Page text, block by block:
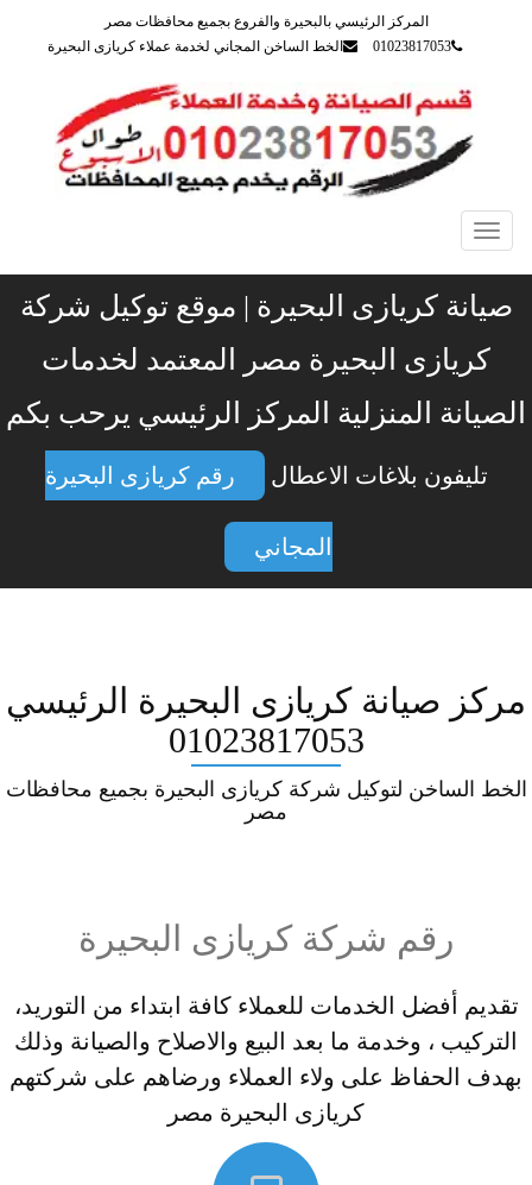
المركز الرئيسي بالبحيرة والفروع بجميع محافظات مصر
01023817053
الخط الساخن المجاني لخدمة عملاء كريازى البحيرة
Toggle
navigation
صيانة كريازى البحيرة | موقع توكيل شركة
كريازى البحيرة مصر المعتمد لخدمات
الصيانة المنزلية المركز الرئيسي يرحب بكم
تليفون بلاغات الاعطال رقم كريازى البحيرة
المجاني
مركز صيانة كريازى البحيرة الرئيسي
01023817053
الخط الساخن لتوكيل شركة كريازى البحيرة بجميع محافظات
مصر
رقم شركة كريازى البحيرة
تقديم أفضل الخدمات للعملاء كافة ابتداء من التوريد،
التركيب ، وخدمة ما بعد البيع والاصلاح والصيانة وذلك
بهدف الحفاظ على ولاء العملاء ورضاهم على شركتهم
كريازى البحيرة مصر